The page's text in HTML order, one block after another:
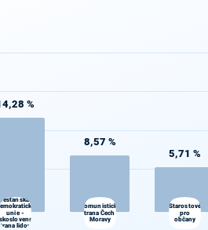
%
Křesťanská a
unie -
strana lidová
8,57 %
Komunistická
strana Čech a
Moravy
5,71 %
Starostové
pro
občany